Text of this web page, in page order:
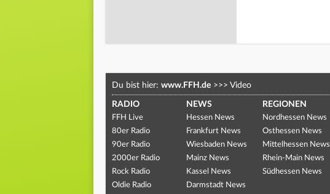
Du bist hier: www.FFH.de >>> Video
RADIO
FFH Live
80er Radio
90er Radio
2000er Radio
Rock Radio
Oldie Radio
NEWS
Hessen News
Frankfurt News
Wiesbaden News
Mainz News
Kassel News
Darmstadt News
REGIONEN
Nordhessen News
Osthessen News
Mittelhessen News
Rhein-Main News
Südhessen News